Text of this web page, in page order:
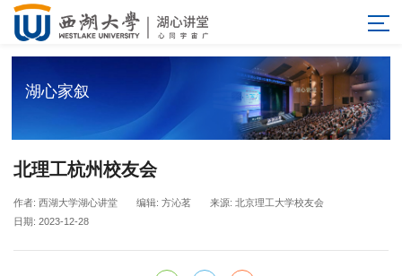
湖心家叙
北理工杭州校友会
作者: 西湖大学湖心讲堂 编辑: 方沁茗
来源: 北京理工大学校友会
日期: 2023-12-28